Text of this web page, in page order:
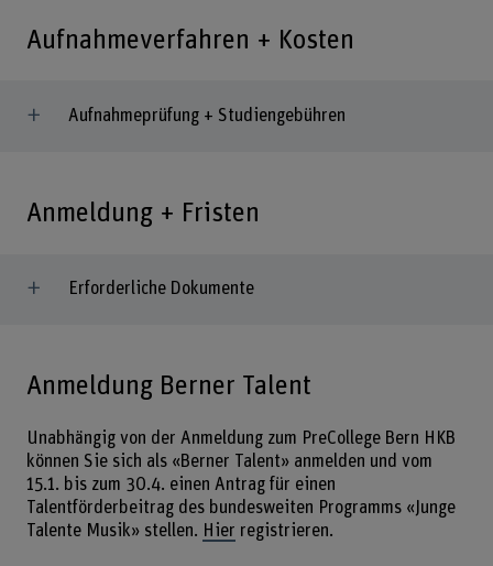
Aufnahmeverfahren + Kosten
Aufnahmeprüfung + Studiengebühren
Anmeldung + Fristen
Erforderliche Dokumente
Anmeldung Berner Talent
Unabhängig von der Anmeldung zum PreCollege Bern HKB
können Sie sich als «Berner Talent» anmelden und vom
15.1. bis zum 30.4. einen Antrag für einen
Talentförderbeitrag des bundesweiten Programms «Junge
Talente Musik» stellen. Hier registrieren.